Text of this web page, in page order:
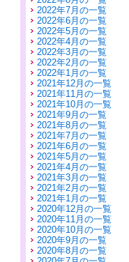
2022年7月の一覧
2022年6月の一覧
2022年5月の一覧
2022年4月の一覧
2022年3月の一覧
2022年2月の一覧
2022年1月の一覧
2021年12月の一覧
2021年11月の一覧
2021年10月の一覧
2021年9月の一覧
2021年8月の一覧
2021年7月の一覧
2021年6月の一覧
2021年5月の一覧
2021年4月の一覧
2021年3月の一覧
2021年2月の一覧
2021年1月の一覧
2020年12月の一覧
2020年11月の一覧
2020年10月の一覧
2020年9月の一覧
2020年8月の一覧